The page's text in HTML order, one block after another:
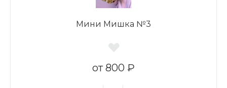
Мини Мишка №3
800 ₽